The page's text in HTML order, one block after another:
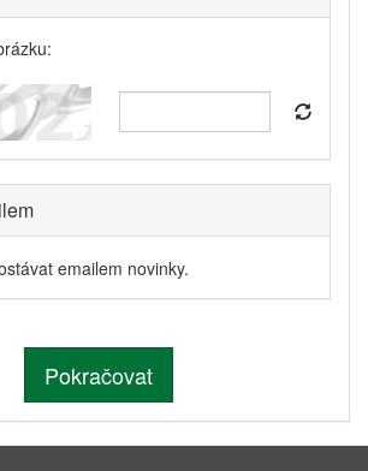
:
emailem novinky.
Pokračovat